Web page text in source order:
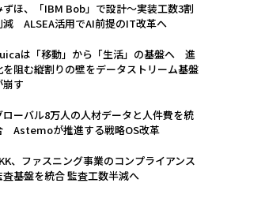
ずほ、「IBM Bob」で設計〜実装工数3割
減 ALSEA活用でAI前提のIT改革へ
は「移動」から「生活」の基盤へ 進
を阻む縦割りの壁をデータストリーム基盤
崩す
ローバル8万人の人材データと人件費を統
Astemoが推進する戦略OS改革
、ファスニング事業のコンプライアンス
査基盤を統合 監査工数半減へ